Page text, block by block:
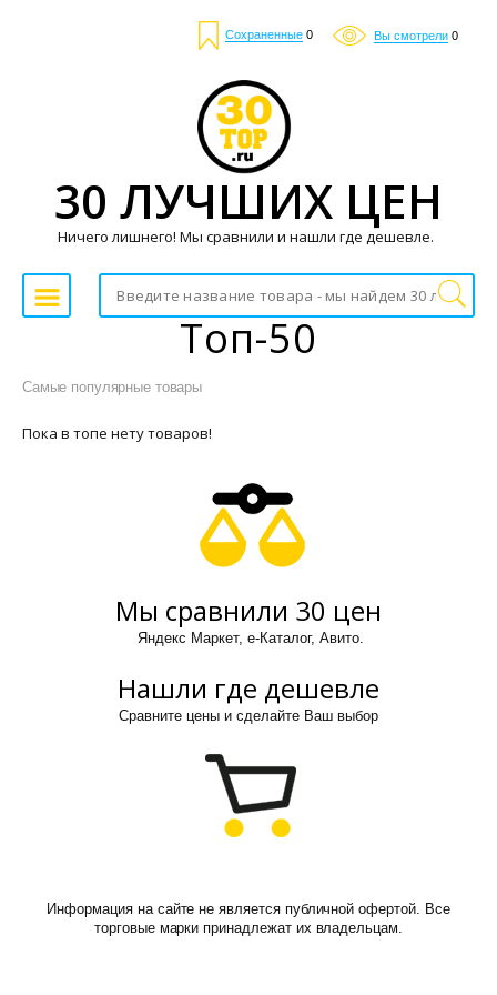
Сохраненные 0 Вы смотрели 0
Топ-50
Самые популярные товары
Пока в топе нету товаров!
Мы сравнили 30 цен
Яндекс Маркет, е-Каталог, Авито.
Нашли где дешевле
Сравните цены и сделайте Ваш выбор
Информация на сайте не является публичной офертой. Все
торговые марки принадлежат их владельцам.
30 ЛУЧШИХ ЦЕН
Ничего лишнего! Мы сравнили и нашли где дешевле.